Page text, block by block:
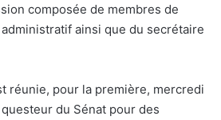
composée de membres de
ainsi que du secrétaire
réunie, pour la première, mercredi
du Sénat pour des